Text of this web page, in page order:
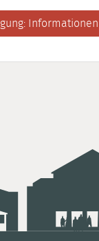
Informationen